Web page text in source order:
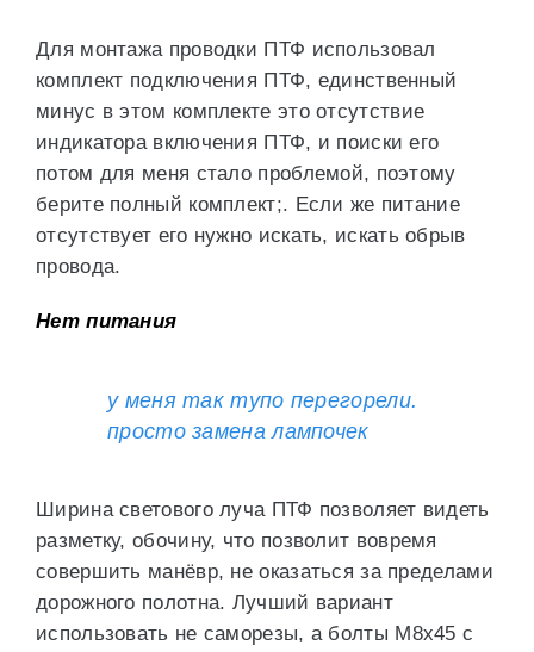
Для монтажа проводки ПТФ использовал
комплект подключения ПТФ, единственный
минус в этом комплекте это отсутствие
индикатора включения ПТФ, и поиски его
потом для меня стало проблемой, поэтому
берите полный комплект;. Если же питание
отсутствует его нужно искать, искать обрыв
провода.
Нет питания
у меня так тупо перегорели.
просто замена лампочек
Ширина светового луча ПТФ позволяет видеть
разметку, обочину, что позволит вовремя
совершить манёвр, не оказаться за пределами
дорожного полотна. Лучший вариант
использовать не саморезы, а болты М8х45 с